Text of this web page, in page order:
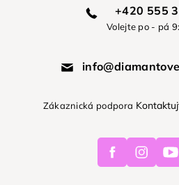
+420 555
Volejte po - pá
Zákaznická podpora
Facebook